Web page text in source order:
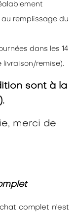
remplissage du
dans les 14
livraison/remise).
sont à la
merci de
complet n'est